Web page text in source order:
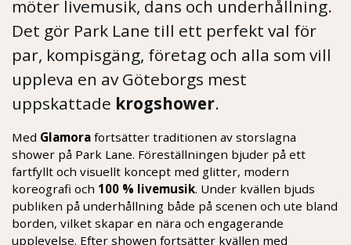
möter livemusik, dans och underhållning.
Det gör Park Lane till ett perfekt val för
par, kompisgäng, företag och alla som vill
uppleva en av Göteborgs mest
uppskattade krogshower.
Med Glamora fortsätter traditionen av storslagna
shower på Park Lane. Föreställningen bjuder på ett
fartfyllt och visuellt koncept med glitter, modern
koreografi och 100 % livemusik. Under kvällen bjuds
publiken på underhållning både på scenen och ute bland
borden, vilket skapar en nära och engagerande
upplevelse. Efter showen fortsätter kvällen med